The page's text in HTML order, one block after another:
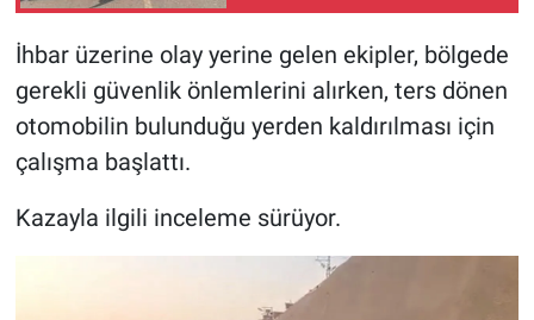
İhbar üzerine olay yerine gelen ekipler, bölgede
gerekli güvenlik önlemlerini alırken, ters dönen
otomobilin bulunduğu yerden kaldırılması için
çalışma başlattı.
Kazayla ilgili inceleme sürüyor.